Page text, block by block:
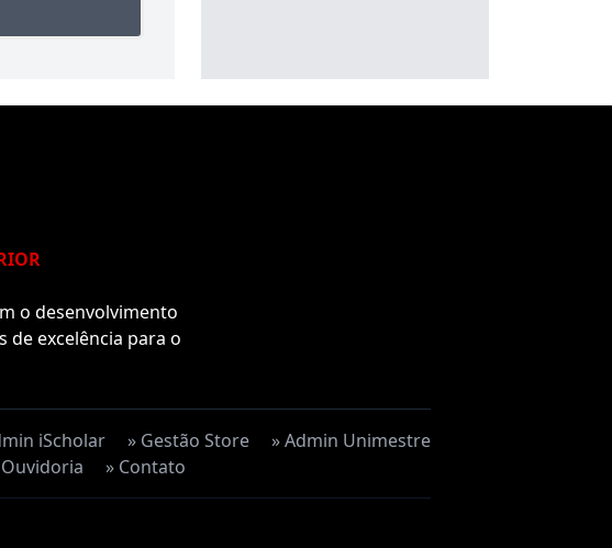
o desenvolvimento
excelência para o
iScholar » Gestão Store
» Admin Unimestre
Ouvidoria » Contato